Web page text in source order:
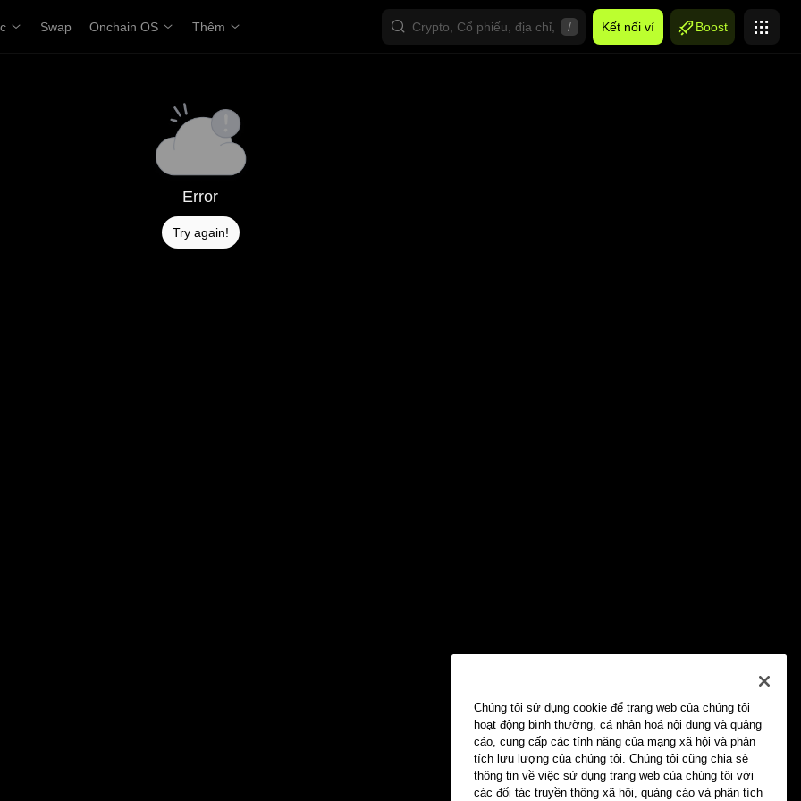
Swap Onchain OS Thêm / Kết nối ví Boost
Error
Try again!
Chúng tôi sử dụng cookie để trang web của chúng tôi
hoạt động bình thường, cá nhân hoá nội dung và quảng
cáo, cung cấp các tính năng của mạng xã hội và phân
tích lưu lượng của chúng tôi. Chúng tôi cũng chia sẻ
thông tin về việc sử dụng trang web của chúng tôi với
các đối tác truyền thông xã hội, quảng cáo và phân tích